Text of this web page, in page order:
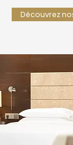
Découvrez